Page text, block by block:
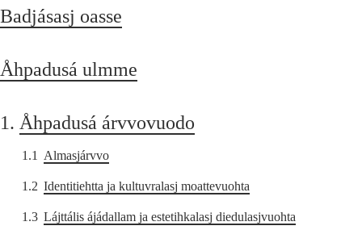
Badjásasj oasse
Åhpadusá ulmme
1. Åhpadusá árvvovuodo
1.1 Almasjárvvo
1.2 Identitiehtta ja kultuvralasj moattevuohta
1.3 Lájttális ájádallam ja estetihkalasj diedulasjvuohta